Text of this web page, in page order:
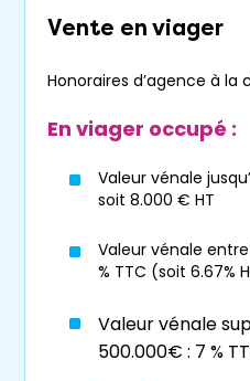
versement de
Lavente à terme
trop jeunes pour
normal de
indexée
Elle permet de
notariées
brader des biens
Vente en viager
Honoraires d’agence à la
En viager occupé :
Valeur vénale
soit 8.000 € HT
Valeur vénale
% TTC (soit 6.67%
Valeur vénale
500.000€ : 7 %